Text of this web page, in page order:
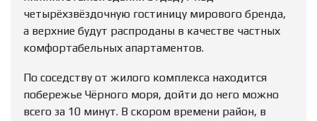
четырёхзвёздочную гостиницу мирового бренда,
а верхние будут распроданы в качестве частных
комфортабельных апартаментов.
По соседству от жилого комплекса находится
побережье Чёрного моря, дойти до него можно
всего за 10 минут. В скором времени район, в